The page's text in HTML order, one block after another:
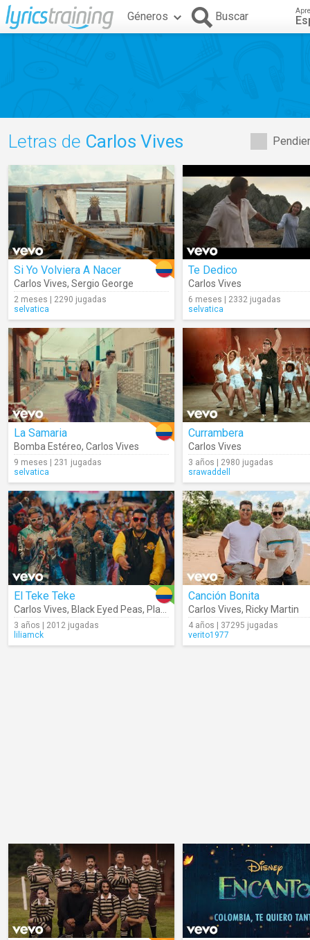
Géneros Buscar
Letras de Carlos Vives
Si Yo Volviera A Nacer
Carlos Vives, Sergio George
2 meses | 2290 jugadas
selvatica
Te Dedico
Carlos Vives
6 meses | 2332 jugadas
selvatica
La Samaria
Bomba Estéreo, Carlos Vives
9 meses | 231 jugadas
selvatica
Currambera
Carlos Vives
3 años | 2980 jugadas
srawaddell
El Teke Teke
Carlos Vives, Black Eyed Peas, Play-N-Skillz
3 años | 2012 jugadas
liliamck
Canción Bonita
Carlos Vives, Ricky Martin
4 años | 37295 jugadas
verito1977